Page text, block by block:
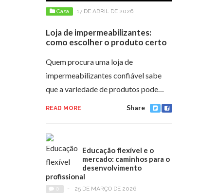
Casa 17 DE ABRIL DE 2026
Loja de impermeabilizantes:
como escolher o produto certo
Quem procura uma loja de
impermeabilizantes confiável sabe
que a variedade de produtos pode…
READ MORE Share
Educação flexível e o
mercado: caminhos para o
desenvolvimento
profissional
- 25 DE MARÇO DE 2026